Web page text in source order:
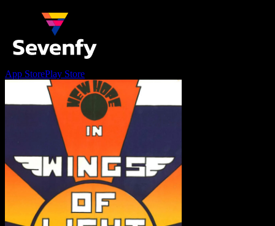
App StorePlay Store